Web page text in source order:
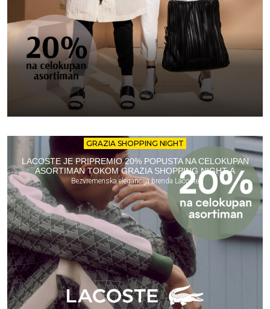
GRAZIA SHOPPING NIGHT
LACOSTE JE PRIPREMIO 20% POPUSTA NA CELOKUPAN
ASORTIMAN TOKOM GRAZIA SHOPPING NIGHT-A
Bezvremenska elegancija brenda Lacoste